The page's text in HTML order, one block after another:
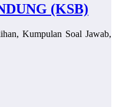
(KSB)
Kumpulan Soal Jawab,